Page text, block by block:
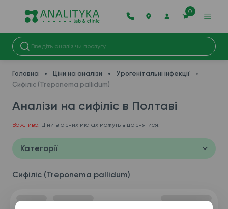
0
Головна Ціни на аналізи
Урогенітальні інфекції
Сифіліс (Treponema pallidum)
Аналізи на сифіліс в Полтаві
Важливо! Ціни в різних містах можуть відрізнятися.
Категорії
Сифіліс (Treponema pallidum)